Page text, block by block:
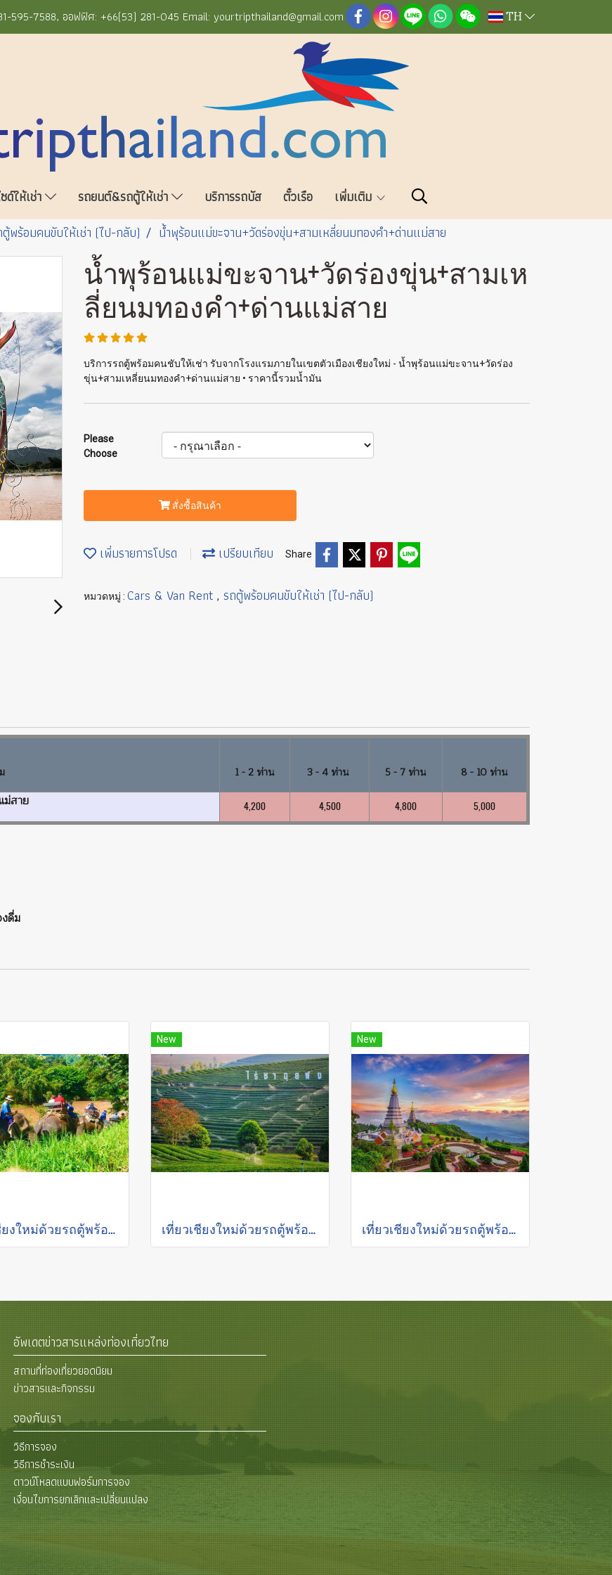
595-7588, ออฟฟิศ: +66(53) 281-045 Email: yourtripthailand@gmail.com TH
ด์ให้เช่า รถยนต์&รถตู้ให้เช่า บริการรถบัส ตั๋วเรือ
เพิ่มเติม
พร้อมคนขับให้เช่า (ไป-กลับ) น้ำพุร้อนแม่ขะจาน+วัดร่องขุ่น+สามเหลี่ยนมทองคำ+ด่านแม่สาย
น้ำพุร้อนแม่ขะจาน+วัดร่องขุ่น+สามเห
ลี่ยนมทองคำ+ด่านแม่สาย
บริการรถตู้พร้อมคนชับให้เช่า รับจากโรงแรมภายในเขตตัวเมืองเชียงใหม่ - น้ำพุร้อนแม่ขะจาน+วัดร่อง
ขุ่น+สามเหลี่ยนมทองคำ+ด่านแม่สาย • ราคานี้รวมน้ำมัน
Please
Choose
สั่งซื้อสินค้า
เพิ่มรายการโปรด เปรียบเทียบ Share
หมวดหมู่ : Cars & Van Rent , รถตู้พร้อมคนขับให้เช่า (ไป-กลับ)
1 - 2 ท่าน 3 - 4 ท่าน 5 - 7 ท่าน 8 - 10 ท่าน
ม่สาย 4,200 4,500 4,800 5,000
งดื่ม
เที่ยวเชียงใหม่ด้วยรถตู้พร้อมคนขับ "ล่องแพเชียงใหม่"
New
เที่ยวเชียงใหม่ด้วยรถตู้พร้อมคนขับ "เชียงราย 2 วัน 1 คืน"
New
เที่ยวเชียงใหม่ด้วยรถตู้พร้อมคนขับ "อุทยานแห่งชาติดอยอินทนนท์"
อัพเดตข่าวสารแหล่งท่องเที่ยวไทย
สถานที่ท่องเที่ยวยอดนิยม
ข่าวสารและกิจกรรม
จองกับเรา
วิธีการจอง
วิธีการชำระเงิน
ดาวน์โหลดแบบฟอร์มการจอง
เงื่อนไขการยกเลิกและเปลี่ยนแปลง